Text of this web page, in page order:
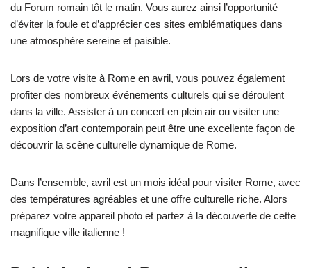
du Forum romain tôt le matin. Vous aurez ainsi l’opportunité
d’éviter la foule et d’apprécier ces sites emblématiques dans
une atmosphère sereine et paisible.
Lors de votre visite à Rome en avril, vous pouvez également
profiter des nombreux événements culturels qui se déroulent
dans la ville. Assister à un concert en plein air ou visiter une
exposition d’art contemporain peut être une excellente façon de
découvrir la scène culturelle dynamique de Rome.
Dans l’ensemble, avril est un mois idéal pour visiter Rome, avec
des températures agréables et une offre culturelle riche. Alors
préparez votre appareil photo et partez à la découverte de cette
magnifique ville italienne !